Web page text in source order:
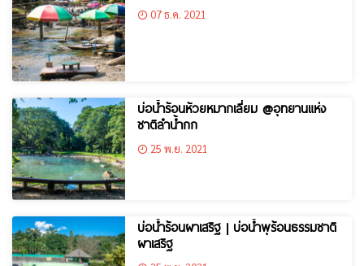
07 ธ.ค. 2021
บ่อน้ำร้อนห้วยหมากเลี่ยม @อุทยานแห่ง
ชาติลำน้ำกก
25 พ.ย. 2021
บ่อน้ำร้อนผาเสริฐ | บ่อน้ำพุร้อนธรรมชาติ
ผาเสริฐ